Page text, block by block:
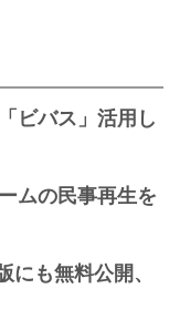
ビバス」活用し
ムの民事再生を
も無料公開、